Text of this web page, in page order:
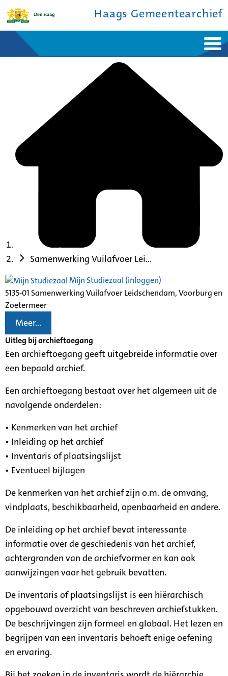
Haags Gemeentearchief
Bronnen en collecties
Samenwerking Vuilafvoer Lei...
Mijn Studiezaal (inloggen)
5135-01 Samenwerking Vuilafvoer Leidschendam, Voorburg en
Zoetermeer
Meer...
Uitleg bij archieftoegang
Een archieftoegang geeft uitgebreide informatie over
een bepaald archief.
Een archieftoegang bestaat over het algemeen uit de
navolgende onderdelen:
• Kenmerken van het archief
• Inleiding op het archief
• Inventaris of plaatsingslijst
• Eventueel bijlagen
De kenmerken van het archief zijn o.m. de omvang,
vindplaats, beschikbaarheid, openbaarheid en andere.
De inleiding op het archief bevat interessante
informatie over de geschiedenis van het archief,
achtergronden van de archiefvormer en kan ook
aanwijzingen voor het gebruik bevatten.
De inventaris of plaatsingslijst is een hiërarchisch
opgebouwd overzicht van beschreven archiefstukken.
De beschrijvingen zijn formeel en globaal. Het lezen en
begrijpen van een inventaris behoeft enige oefening
en ervaring.